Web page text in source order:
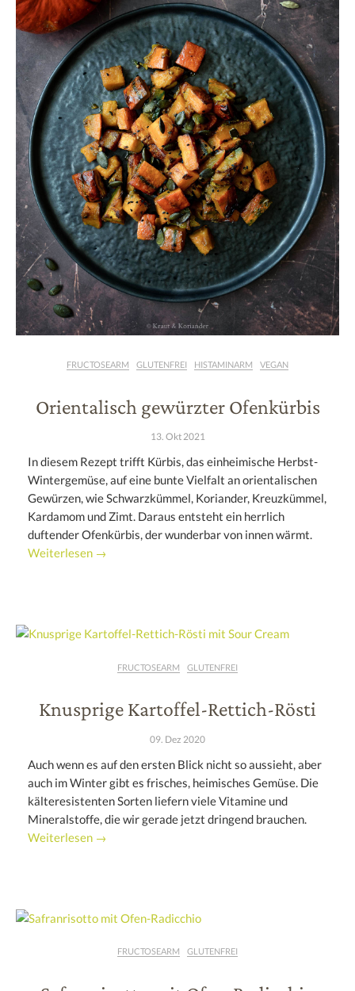
FRUCTOSEARM GLUTENFREI HISTAMINARM VEGAN
Orientalisch gewürzter Ofenkürbis
13. Okt 2021
In diesem Rezept trifft Kürbis, das einheimische Herbst-
Wintergemüse, auf eine bunte Vielfalt an orientalischen
Gewürzen, wie Schwarzkümmel, Koriander, Kreuzkümmel,
Kardamom und Zimt. Daraus entsteht ein herrlich
duftender Ofenkürbis, der wunderbar von innen wärmt.
Weiterlesen →
FRUCTOSEARM GLUTENFREI
Knusprige Kartoffel-Rettich-Rösti
09. Dez 2020
Auch wenn es auf den ersten Blick nicht so aussieht, aber
auch im Winter gibt es frisches, heimisches Gemüse. Die
kälteresistenten Sorten liefern viele Vitamine und
Mineralstoffe, die wir gerade jetzt dringend brauchen.
Weiterlesen →
FRUCTOSEARM GLUTENFREI